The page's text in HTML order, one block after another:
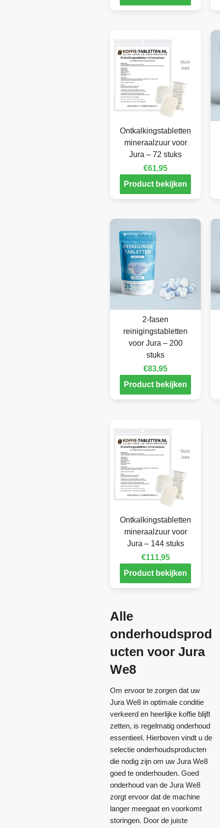
Ontkalkingstabletten
mineraalzuur voor
Jura – 72 stuks
€61,95
Product bekijken
2-fasen
reinigingstabletten
voor Jura – 200
stuks
€83,95
Product bekijken
Ontkalkingstabletten
mineraalzuur voor
Jura – 144 stuks
€111,95
Product bekijken
Alle
onderhoudsprod
ucten voor Jura
We8
Om ervoor te zorgen dat uw
Jura We8 in optimale conditie
verkeerd en heerlijke koffie blijft
zetten, is regelmatig onderhoud
essentieel. Hierboven vindt u de
selectie onderhoudsproducten
die nodig zijn om uw Jura We8
goed te onderhouden. Goed
onderhoud van de Jura We8
zorgt ervoor dat de machine
langer meegaat en voorkomt
storingen. Door de juiste